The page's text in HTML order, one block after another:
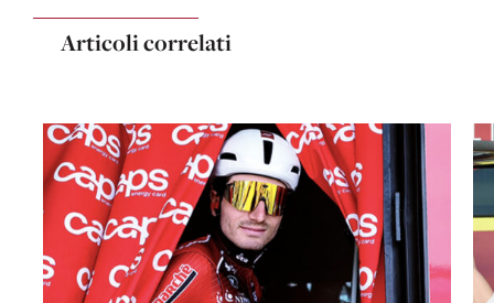
Articoli correlati